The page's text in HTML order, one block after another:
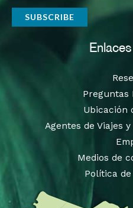
Preguntas
Ubicación
Agentes de Viajes
Medios de
Política